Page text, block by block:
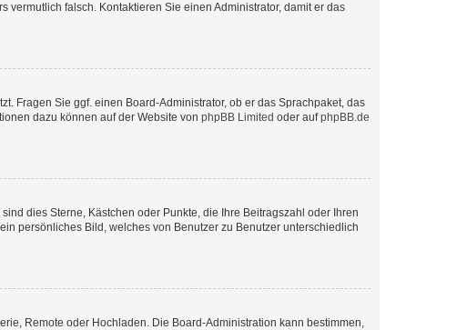
falsch. Kontaktieren Sie einen Administrator, damit er das
Fragen Sie ggf. einen Board-Administrator, ob er das Sprachpaket, das
dazu können auf der Website von phpBB Limited oder aufphpBB.de
dies Sterne, Kästchen oder Punkte, die Ihre Beitragszahl oder Ihren
persönliches Bild, welches von Benutzer zu Benutzer unterschiedlich
Remote oder Hochladen. Die Board-Administration kann bestimmen,